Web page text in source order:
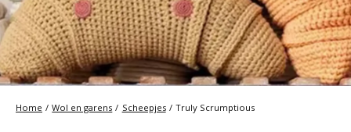
Home / Wol en garens / Scheepjes / Truly Scrumptious